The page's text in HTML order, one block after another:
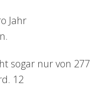
Jahr
sogar nur von 277
12